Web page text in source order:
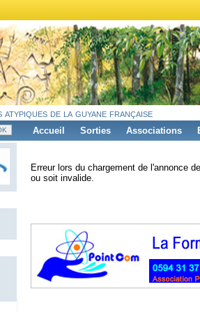
de la guyane française
Accueil Sorties Associations
Erreur lors du chargement de l'annonce
ou soit invalide.